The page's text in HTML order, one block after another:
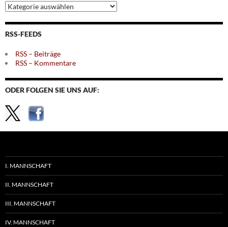
Archiv
nach
Themen
RSS-FEEDS
RSS – Beiträge
RSS – Kommentare
ODER FOLGEN SIE UNS AUF:
I. MANNSCHAFT
II. MANNSCHAFT
III. MANNSCHAFT
IV. MANNSCHAFT